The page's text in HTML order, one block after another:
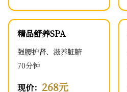
精品舒养SPA
强腰护肾、滋养脏腑
70分钟
现价： 268元